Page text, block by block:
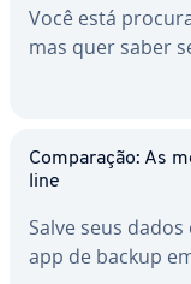
Você está
mas quer saber
Com­pa­ra­ção: As
line
Salve seus
app de backup